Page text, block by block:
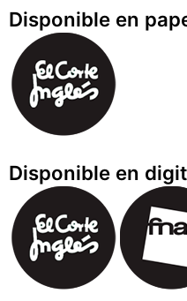
Disponible en
Disponible en